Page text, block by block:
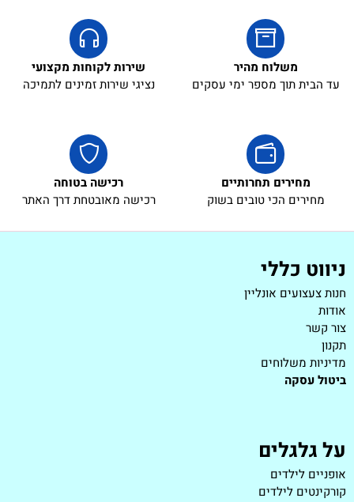
משלוח מהיר
עד הבית תוך מספר ימי עסקים
שירות לקוחות מקצועי
נציגי שירות זמינים לתמיכה
מחירים תחרותיים
מחירים הכי טובים בשוק
רכישה בטוחה
רכישה מאובטחת דרך האתר
ניווט כללי
חנות צעצועים אונליין
אודות
צור קשר
תקנון
מדיניות משלוחים
ביטול עסקה
על גלגלים
אופניים לילדים
קורקינטים לילדים